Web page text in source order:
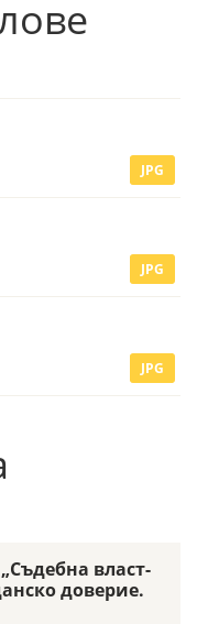
JPG
JPG
JPG
власт-
доверие.